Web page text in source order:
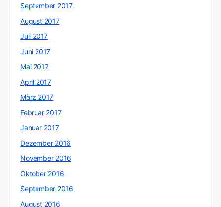
September 2017
August 2017
Juli 2017
Juni 2017
Mai 2017
April 2017
März 2017
Februar 2017
Januar 2017
Dezember 2016
November 2016
Oktober 2016
September 2016
August 2016